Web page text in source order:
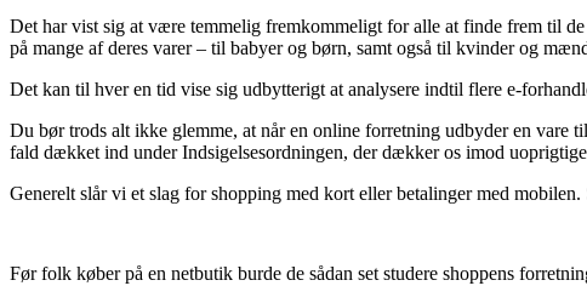
Det har vist sig at være temmelig fremkommeligt for alle at finde frem til
på mange af deres varer – til babyer og børn, samt også til kvinder og
Det kan til hver en tid vise sig udbytterigt at analysere indtil flere e-
Du bør trods alt ikke glemme, at når en online forretning udbyder en vare
fald dækket ind under Indsigelsesordningen, der dækker os imod uoprigtige
Generelt slår vi et slag for shopping med kort eller betalinger med
Før folk køber på en netbutik burde de sådan set studere shoppens